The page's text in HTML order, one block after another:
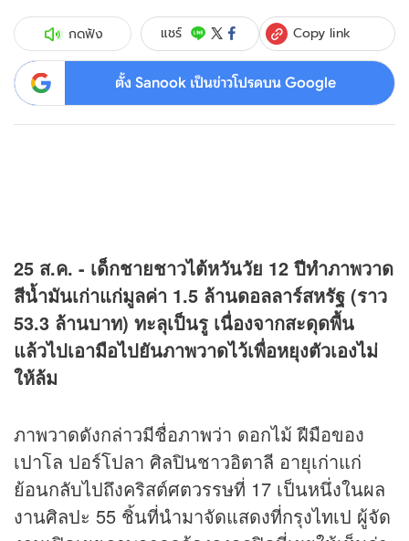
กดฟัง แชร์ Copy link
ตั้ง Sanook เป็นข่าวโปรดบน Google
25 ส.ค. - เด็กชายชาวไต้หวันวัย 12 ปีทำภาพวาด
สีน้ำมันเก่าแก่มูลค่า 1.5 ล้านดอลลาร์สหรัฐ (ราว
53.3 ล้านบาท) ทะลุเป็นรู เนื่องจากสะดุดพื้น
แล้วไปเอามือไปยันภาพวาดไว้เพื่อหยุงตัวเองไม่
ให้ล้ม
ภาพวาดดังกล่าวมีชื่อภาพว่า ดอกไม้ ฝีมือของ
เปาโล ปอร์โปลา ศิลปินชาวอิตาลี อายุเก่าแก่
ย้อนกลับไปถึงคริสต์ศตวรรษที่ 17 เป็นหนึ่งในผล
งานศิลปะ 55 ชิ้นที่นำมาจัดแสดงที่กรุงไทเป ผู้จัด